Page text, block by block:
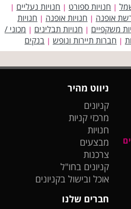
| חנויות ספורט | חנויות נעליים |
אופנה | חנויות אופנה | חנויות
משקפיים | חנויות תבלינים | מכוני /
| חברות תיירות ונופש | בנקים
ניווט מהיר
קניונים
מרכזי קניות
חנויות
מבצעים
צרכנות
קניונים בחו"ל
אוכל ובישול בקניונים
חברים שלנו